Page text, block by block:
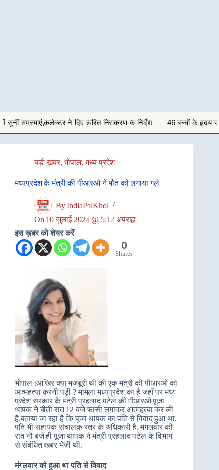
त्वरित निराकरण के निर्देश 46 बच्चों के हृदय जांच शिविर परीक्षण में 29
बड़ी ख़बर, भोपाल,मध्य प्रदेश
मध्यप्रदेश के मंत्री की पीआरओ ने मौत को लगाया गले
By IndiaPolKhol
On 10 जुलाई 2024 @ 5:12 अपराह्न
इस ख़बर को शेयर करें
0
Shares
भोपाल :आखिर क्या मजबूरी थी की एक मंत्री की पीआरओ को
आत्महत्या करनी पड़ी ? मामला मध्यप्रदेश का है जहाँ पर मध्य
प्रदेश सरकार के मंत्री प्रहलाद पटेल की पीआरओ पूजा
थापक ने बीती रात 12 बजे फांसी लगाकर आत्महत्या कर ली
है.बताया जा रहा है कि पूजा थापक का पति से विवाद हुआ था.
पति भी सहायक संचालक स्तर के अधिकारी हैं. मंगलवार की
रात नौ बजे ही पूजा थापक ने मंत्री प्रहलाद पटेल के विभाग
से संबंधित खबर भेजी थी.
मंगलवार को हुआ था पति से विवाद